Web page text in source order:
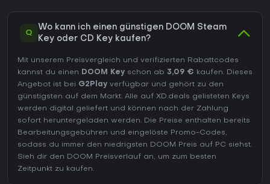
Q
Wo kann ich einen günstigen DOOM Steam
Key oder CD Key kaufen?
Mit unserem Preisvergleich und verifizierten Rabattcodes
kannst du einen DOOM Key schon ab 3,09 € kaufen. Dieses
Angebot ist bei G2Play verfügbar und gehört zu den
günstigsten auf dem Markt. Alle auf XD.deals gelisteten Keys
werden digital geliefert und können nach der Zahlung
sofort heruntergeladen werden. Die Preise enthalten bereits
Bearbeitungsgebühren und eingelöste Promo-Codes,
sodass du immer den niedrigsten DOOM Preis auf PC siehst.
Sieh dir den DOOM Preisverlauf an, um zum besten
Zeitpunkt zu kaufen.